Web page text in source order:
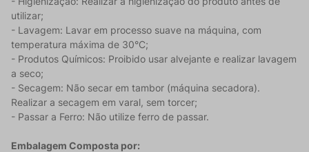
utilizar;
- Lavagem: Lavar em processo suave na máquina, com
temperatura máxima de 30°C;
- Produtos Químicos: Proibido usar alvejante e realizar lavagem
a seco;
- Secagem: Não secar em tambor (máquina secadora).
Realizar a secagem em varal, sem torcer;
- Passar a Ferro: Não utilize ferro de passar.
Embalagem Composta por: